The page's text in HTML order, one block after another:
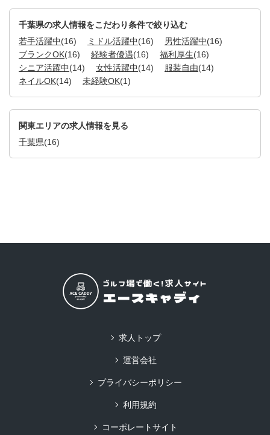
千葉県の求人情報をこだわり条件で絞り込む
若手活躍中(16) ミドル活躍中(16) 男性活躍中(16)
ブランクOK(16) 経験者優遇(16) 福利厚生(16)
シニア活躍中(14) 女性活躍中(14) 服装自由(14)
ネイルOK(14) 未経験OK(1)
関東エリアの求人情報を見る
千葉県(16)
求人トップ
運営会社
プライバシーポリシー
利用規約
コーポレートサイト